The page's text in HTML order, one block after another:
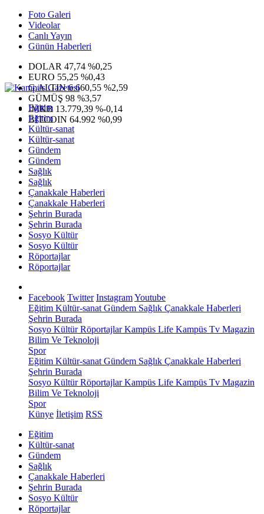
Foto Galeri
Videolar
Canlı Yayın
Günün Haberleri
DOLAR 47,74 %0,25
EURO 55,25 %0,43
G.ALTIN6.660,55 %2,59
GÜMÜŞ 98 %3,57
IMKB 13.779,39 %-0,14
BITCOIN 64.992 %0,99
Eğitim
Eğitim
Kültür-sanat
Kültür-sanat
Gündem
Gündem
Sağlık
Sağlık
Çanakkale Haberleri
Çanakkale Haberleri
Şehrin Burada
Şehrin Burada
Sosyo Kültür
Sosyo Kültür
Röportajlar
Röportajlar
Facebook Twitter InstagramYoutube
Eğitim Kültür-sanat Gündem Sağlık Çanakkale Haberleri
Şehrin Burada
Sosyo KültürRöportajlarKampüs Life Kampüs Tv Magazin
Bilim Ve Teknoloji
Spor
Eğitim Kültür-sanat Gündem Sağlık Çanakkale Haberleri
Şehrin Burada
Sosyo KültürRöportajlarKampüs Life Kampüs Tv Magazin
Bilim Ve Teknoloji
Spor
Künye İletişim RSS
Eğitim
Kültür-sanat
Gündem
Sağlık
Çanakkale Haberleri
Şehrin Burada
Sosyo Kültür
Röportajlar